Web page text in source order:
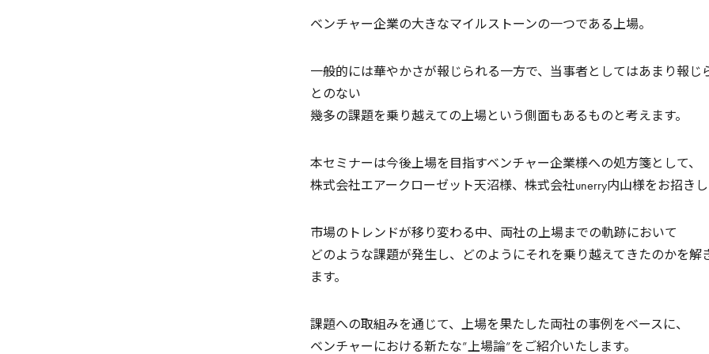
ベンチャー企業の大きなマイルストーンの一つである上場。
一般的には華やかさが報じられる一方で、当事者としてはあまり報じ
とのない
幾多の課題を乗り越えての上場という側面もあるものと考えます。
本セミナーは今後上場を目指すベンチャー企業様への処方箋として、
株式会社エアークローゼット天沼様、株式会社unerry内山様をお招きし
市場のトレンドが移り変わる中、両社の上場までの軌跡において
どのような課題が発生し、どのようにそれを乗り越えてきたのかを解
ます。
課題への取組みを通じて、上場を果たした両社の事例をベースに、
ベンチャーにおける新たな”上場論”をご紹介いたします。